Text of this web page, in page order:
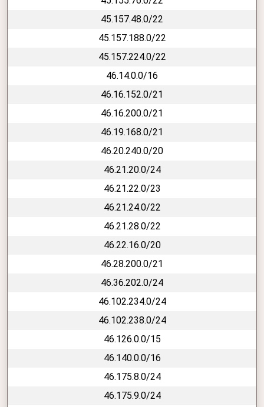
45.157.48.0/22
45.157.188.0/22
45.157.224.0/22
46.14.0.0/16
46.16.152.0/21
46.16.200.0/21
46.19.168.0/21
46.20.240.0/20
46.21.20.0/24
46.21.22.0/23
46.21.24.0/22
46.21.28.0/22
46.22.16.0/20
46.28.200.0/21
46.36.202.0/24
46.102.234.0/24
46.102.238.0/24
46.126.0.0/15
46.140.0.0/16
46.175.8.0/24
46.175.9.0/24